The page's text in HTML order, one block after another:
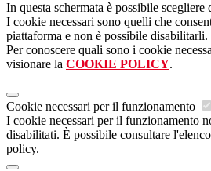
In questa schermata è possibile
I cookie necessari sono quelli che
piattaforma e non è possibile disabilitarli.
Per conoscere quali sono i cookie
visionare la COOKIE POLICY.
Cookie necessari per il funzionamento
I cookie necessari per il funzionamento
disabilitati. È possibile consultare
policy.